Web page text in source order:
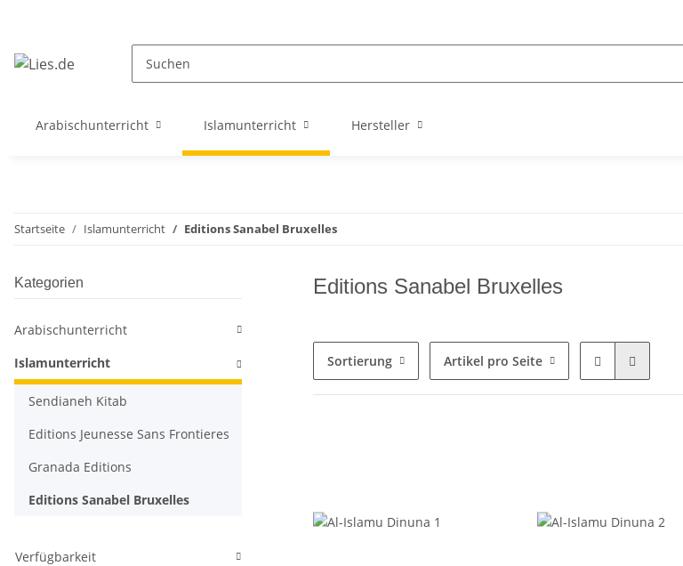
Arabischunterricht Islamunterricht Hersteller
Startseite Islamunterricht Editions Sanabel Bruxelles
Editions Sanabel Bruxelles
Sortierung Artikel pro Seite
Kategorien
Arabischunterricht
Islamunterricht
Sendianeh Kitab
Editions Jeunesse Sans Frontieres
Granada Editions
Editions Sanabel Bruxelles
Verfügbarkeit